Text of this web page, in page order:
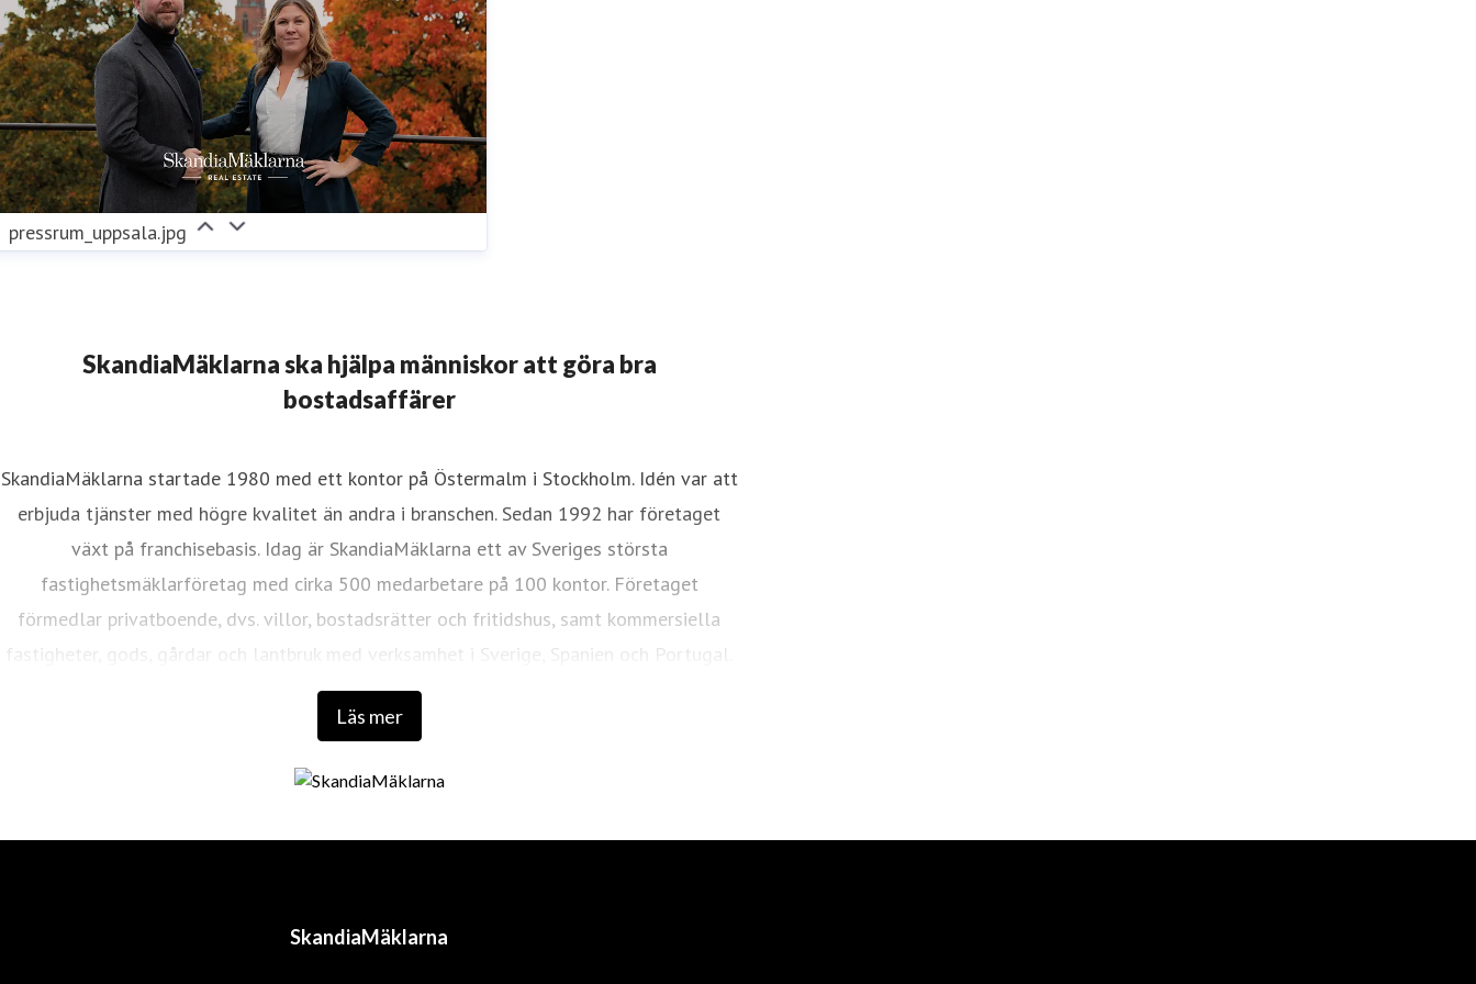
pressrum_uppsala.jpg
SkandiaMäklarna ska hjälpa människor att göra bra
bostadsaffärer
Läs mer
SkandiaMäklarna startade 1980 med ett kontor på Östermalm i Stockholm. Idén var att
erbjuda tjänster med högre kvalitet än andra i branschen. Sedan 1992 har företaget
växt på franchisebasis. Idag är SkandiaMäklarna ett av Sveriges största
fastighetsmäklarföretag med cirka 500 medarbetare på 100 kontor. Företaget
förmedlar privatboende, dvs. villor, bostadsrätter och fritidshus, samt kommersiella
fastigheter, gods, gårdar och lantbruk med verksamhet i Sverige, Spanien och Portugal.
SkandiaMäklarna